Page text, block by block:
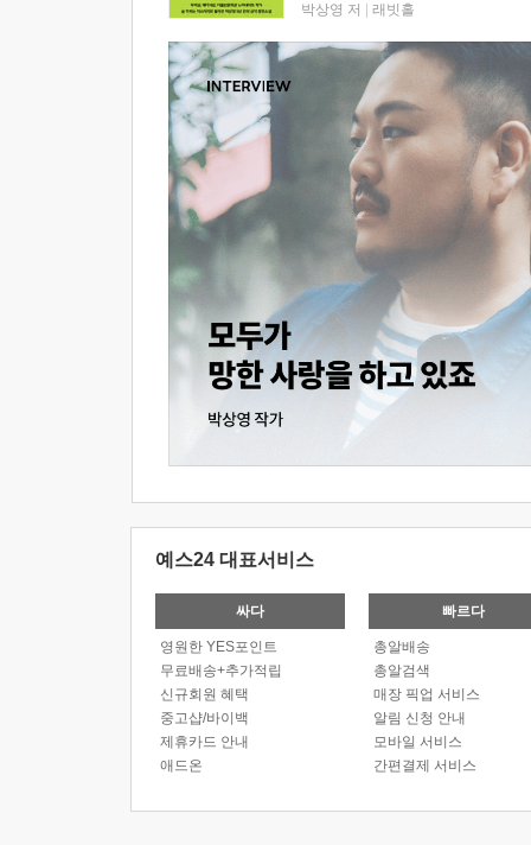
박상영 저 래빗홀
예스24 대표서비스
싸다
영원한 YES포인트
무료배송+추가적립
신규회원 혜택
중고샵/바이백
제휴카드 안내
애드온
빠르다
총알배송
총알검색
매장 픽업 서비스
알림 신청 안내
모바일 서비스
간편결제 서비스